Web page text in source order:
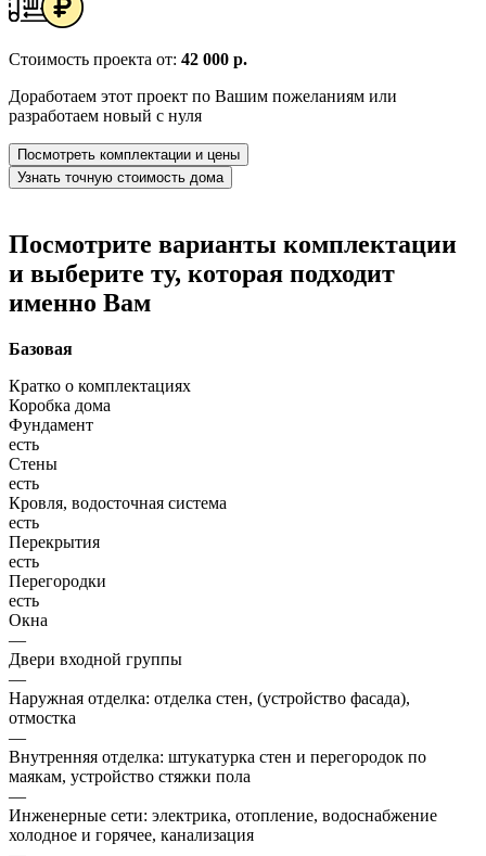
Стоимость проекта от: 42 000 р.
Доработаем этот проект по Вашим пожеланиям или
разработаем новый с нуля
Посмотреть комплектации и цены
Узнать точную стоимость дома
Посмотрите варианты комплектации
и выберите ту, которая подходит
именно Вам
Базовая
Кратко о комплектациях
Коробка дома
Фундамент
есть
Стены
есть
Кровля, водосточная система
есть
Перекрытия
есть
Перегородки
есть
Окна
—
Двери входной группы
—
Наружная отделка: отделка стен, (устройство фасада),
отмостка
—
Внутренняя отделка: штукатурка стен и перегородок по
маякам, устройство стяжки пола
—
Инженерные сети: электрика, отопление, водоснабжение
холодное и горячее, канализация